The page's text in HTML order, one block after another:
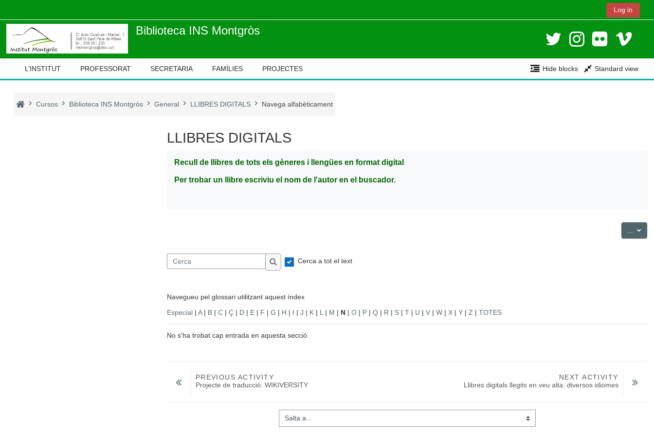
Log in
Biblioteca INS Montgròs
L’INSTITUT PROFESSORAT SECRETARIA FAMÍLIES PROJECTES Hide blocks Standard view
Cursos Biblioteca INS Montgròs General LLIBRES DIGITALS Navega alfabèticament
LLIBRES DIGITALS
Recull de llibres de tots els gèneres i llengües en format digital .
Per trobar un llibre escriviu el nom de l'autor en el buscador.
Cerca
Cerca
Cerca a tot el text
Navegueu pel glossari utilitzant aquest índex
Especial| A| B| C| Ç| D| E| F | G | H | I | J | K| L | M | N| O| P| Q| R | S| T| U | V| W| X| Y| Z | TOTES
No s'ha trobat cap entrada en aquesta secció
PREVIOUS ACTIVITY
Projecte de traducció: WIKIVERSITY
NEXT ACTIVITY
Llibres digitals llegits en veu alta: diversos idiomes